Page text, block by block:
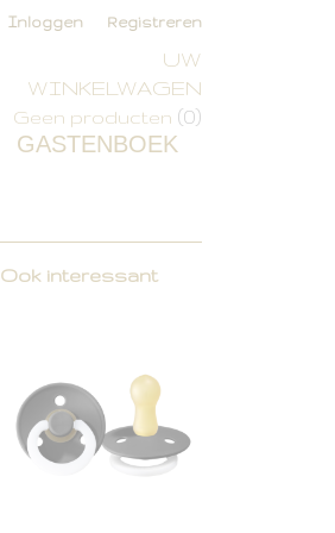
Inloggen Registreren
UW
WINKELWAGEN
Geen producten (0)
GASTENBOEK
Ook interessant